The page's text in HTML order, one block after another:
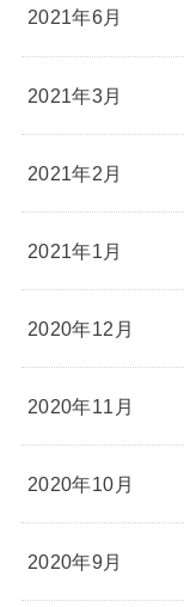
2021年6月
2021年3月
2021年2月
2021年1月
2020年12月
2020年11月
2020年10月
2020年9月